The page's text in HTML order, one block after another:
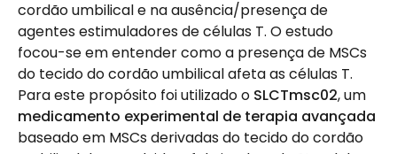
cordão umbilical e na ausência/presença de
agentes estimuladores de células T. O estudo
focou-se em entender como a presença de MSCs
do tecido do cordão umbilical afeta as células T.
Para este propósito foi utilizado o SLCTmsc02, um
medicamento experimental de terapia avançada
baseado em MSCs derivadas do tecido do cordão